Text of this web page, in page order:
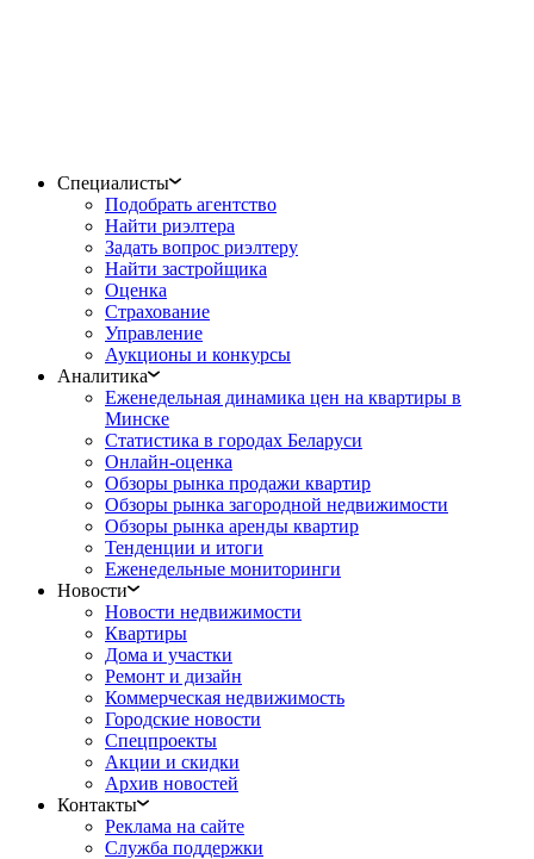
Специалисты
Подобрать агентство
Найти риэлтера
Задать вопрос риэлтеру
Найти застройщика
Оценка
Страхование
Управление
Аукционы и конкурсы
Аналитика
Еженедельная динамика цен на квартиры в
Минске
Статистика в городах Беларуси
Онлайн-оценка
Обзоры рынка продажи квартир
Обзоры рынка загородной недвижимости
Обзоры рынка аренды квартир
Тенденции и итоги
Еженедельные мониторинги
Новости
Новости недвижимости
Квартиры
Дома и участки
Ремонт и дизайн
Коммерческая недвижимость
Городские новости
Спецпроекты
Акции и скидки
Архив новостей
Контакты
Реклама на сайте
Служба поддержки